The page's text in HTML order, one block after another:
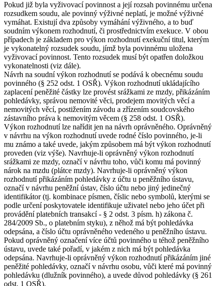
Pokud již byla vyživovací povinnost a její rozsah povinnému určena
rozsudkem soudu, ale povinný výživné neplatí, je možné výživné
vymáhat. Existují dva způsoby vymáhání výživného, a to buď
soudním výkonem rozhodnutí, či prostřednictvím exekuce. V obou
případech je základem pro výkon rozhodnutí exekuční titul, kterým
je vykonatelný rozsudek soudu, jímž byla povinnému uložena
vyživovací povinnost. Tento rozsudek musí být opatřen doložkou
vykonatelnosti (viz dále).
Návrh na soudní výkon rozhodnutí se podává k obecnému soudu
povinného (§ 252 odst. 1 OSŘ). Výkon rozhodnutí ukládajícího
zaplacení peněžité částky lze provést srážkami ze mzdy, přikázáním
pohledávky, správou nemovité věci, prodejem movitých věcí a
nemovitých věcí, postižením závodu a zřízením soudcovského
zástavního práva k nemovitým věcem (§ 258 odst. 1 OSŘ).
Výkon rozhodnutí lze nařídit jen na návrh oprávněného. Oprávněný
v návrhu na výkon rozhodnutí uvede rodné číslo povinného, je-li
mu známo a také uvede, jakým způsobem má být výkon rozhodnutí
proveden (viz výše). Navrhuje-li oprávněný výkon rozhodnutí
srážkami ze mzdy, označí v návrhu toho, vůči komu má povinný
nárok na mzdu (plátce mzdy). Navrhuje-li oprávněný výkon
rozhodnutí přikázáním pohledávky z účtu u peněžního ústavu,
označí v návrhu peněžní ústav, číslo účtu nebo jiný jedinečný
identifikátor (tj. kombinace písmen, číslic nebo symbolů, kterými se
podle určení poskytovatele identifikuje uživatel nebo jeho účet při
provádění platebních transakcí - § 2 odst. 3 písm. h) zákona č.
284/2009 Sb., o platebním styku), z něhož má být pohledávka
odepsána, a číslo účtu oprávněného vedeného u peněžního ústavu.
Pokud oprávněný označení více účtů povinného u téhož peněžního
ústavu, uvede také pořadí, v jakém z nich má být pohledávka
odepsána. Navrhuje-li oprávněný výkon rozhodnutí přikázáním jiné
peněžité pohledávky, označí v návrhu osobu, vůči které má povinný
pohledávku (dlužník povinného), a uvede důvod pohledávky (§ 261
odst. 1 OSŘ).